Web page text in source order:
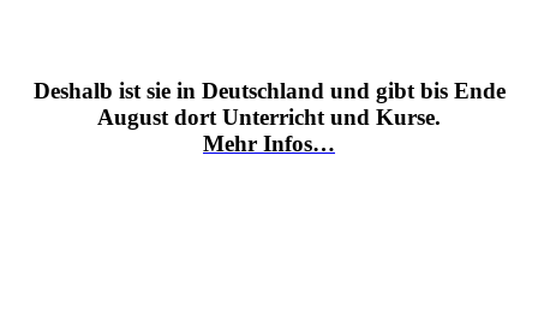
Deshalb ist sie in Deutschland und gibt bis Ende
August dort Unterricht und Kurse.
Mehr Infos…